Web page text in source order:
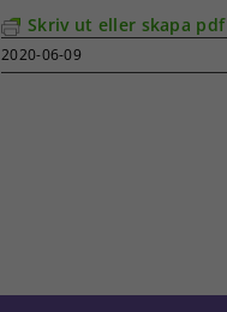
Skriv ut eller skapa pdf
2020-06-09